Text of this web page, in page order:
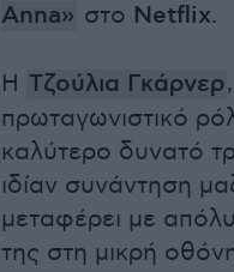
Anna» στο Netflix.
Η Τζούλια Γκάρνερ
πρωταγωνιστικό
καλύτερο δυνατό
ιδίαν συνάντηση
μεταφέρει με
της στη μικρή